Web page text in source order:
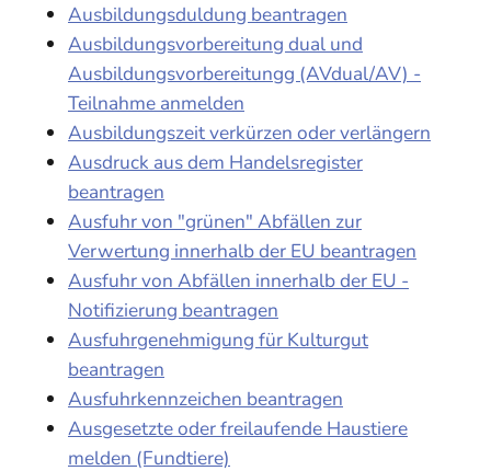
Ausbildungsduldung beantragen
Ausbildungsvorbereitung dual und
Ausbildungsvorbereitungg (AVdual/AV) -
Teilnahme anmelden
Ausbildungszeit verkürzen oder verlängern
Ausdruck aus dem Handelsregister
beantragen
Ausfuhr von "grünen" Abfällen zur
Verwertung innerhalb der EU beantragen
Ausfuhr von Abfällen innerhalb der EU -
Notifizierung beantragen
Ausfuhrgenehmigung für Kulturgut
beantragen
Ausfuhrkennzeichen beantragen
Ausgesetzte oder freilaufende Haustiere
melden (Fundtiere)